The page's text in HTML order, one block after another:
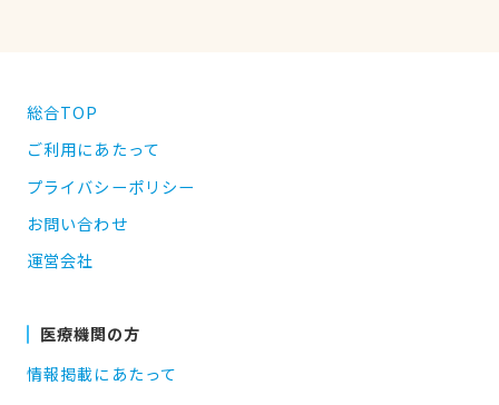
総合TOP
ご利用にあたって
プライバシーポリシー
お問い合わせ
運営会社
医療機関の方
情報掲載にあたって